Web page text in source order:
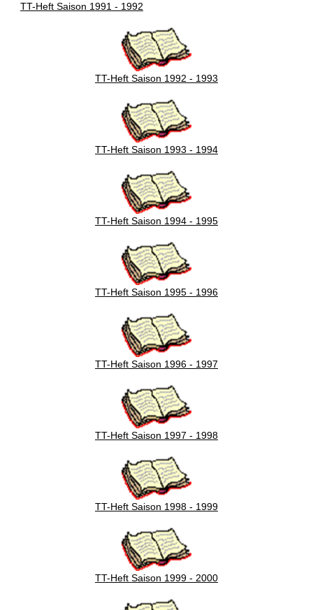
TT-Heft Saison 1991 - 1992
TT-Heft Saison 1992 - 1993
TT-Heft Saison 1993 - 1994
TT-Heft Saison 1994 - 1995
TT-Heft Saison 1995 - 1996
TT-Heft Saison 1996 - 1997
TT-Heft Saison 1997 - 1998
TT-Heft Saison 1998 - 1999
TT-Heft Saison 1999 - 2000